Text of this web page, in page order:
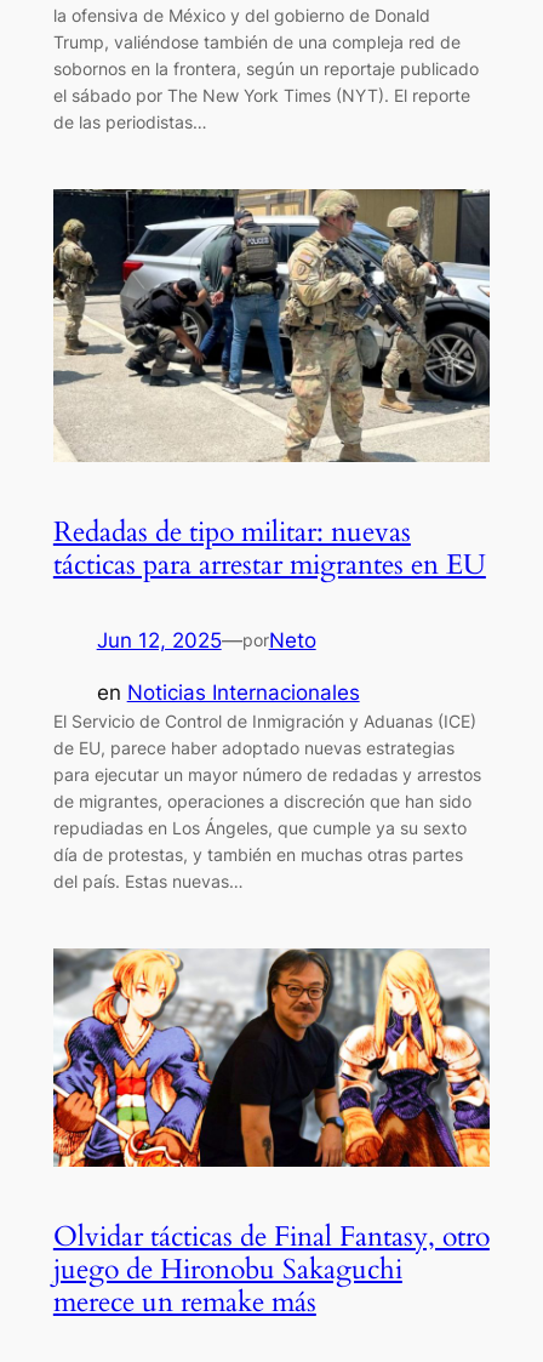
la ofensiva de México y del gobierno de Donald
Trump, valiéndose también de una compleja red de
sobornos en la frontera, según un reportaje publicado
el sábado por The New York Times (NYT). El reporte
de las periodistas…
Redadas de tipo militar: nuevas
tácticas para arrestar migrantes en EU
Jun 12, 2025—porNeto
en Noticias Internacionales
El Servicio de Control de Inmigración y Aduanas (ICE)
de EU, parece haber adoptado nuevas estrategias
para ejecutar un mayor número de redadas y arrestos
de migrantes, operaciones a discreción que han sido
repudiadas en Los Ángeles, que cumple ya su sexto
día de protestas, y también en muchas otras partes
del país. Estas nuevas…
Olvidar tácticas de Final Fantasy, otro
juego de Hironobu Sakaguchi
merece un remake más